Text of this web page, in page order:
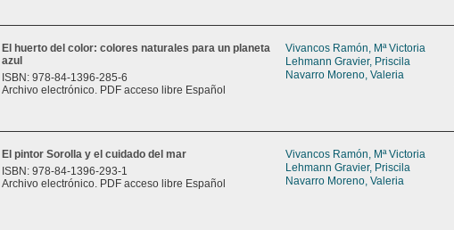
El huerto del color: colores naturales para un planeta
azul
ISBN: 978-84-1396-285-6
Archivo electrónico. PDF acceso libre Español
Vivancos Ramón, Mª Victoria
Lehmann Gravier, Priscila
Navarro Moreno, Valeria
El pintor Sorolla y el cuidado del mar
ISBN: 978-84-1396-293-1
Archivo electrónico. PDF acceso libre Español
Vivancos Ramón, Mª Victoria
Lehmann Gravier, Priscila
Navarro Moreno, Valeria